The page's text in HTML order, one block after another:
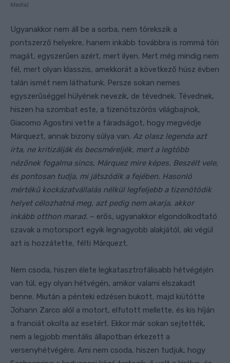
Media)
Ugyanakkor nem áll be a sorba, nem törekszik a
pontszerző helyekre, hanem inkább továbbra is rommá töri
magát, egyszerűen azért, mert ilyen. Mert még mindig nem
fél, mert olyan klasszis, amekkorát a következő húsz évben
talán ismét nem láthatunk. Persze sokan nemes
egyszerűséggel hülyének nevezik, de tévednek. Tévednek,
hiszen ha szombat este, a tizenötszörös világbajnok,
Giacomo Agostini vette a fáradságot, hogy megvédje
Márquezt, annak bizony súlya van. Az olasz legenda azt
írta, ne kritizálják és becsméreljék, mert a legtöbb
nézőnek fogalma sincs, Márquez mire képes. Beszélt vele,
és pontosan tudja, mi játszódik a fejében. Hasonló
mértékű kockázatvállalás nélkül legfeljebb a tizenötödik
helyet célozhatná meg, azt pedig nem akarja, akkor
inkább otthon marad. – erős, ugyanakkor elgondolkodtató
szavak a motorsport egyik legnagyobb alakjától, aki végül
azt is hozzátette, félti Márquezt.
Nem csoda, hiszen élete legkatasztrofálisabb hétvégéjén
van túl, egy olyan hétvégén, amikor valami elszakadt
benne. Miután a pénteki edzésen bukott, majd kiütötte
Johann Zarco alól a motort, elfutott mellette, és kis híján
a franciát okolta az esetért. Ekkor már sokan sejtették,
nem a legjobb mentális állapotban érkezett a
versenyhétvégére. Ami nem csoda, hiszen tudjuk, hogy